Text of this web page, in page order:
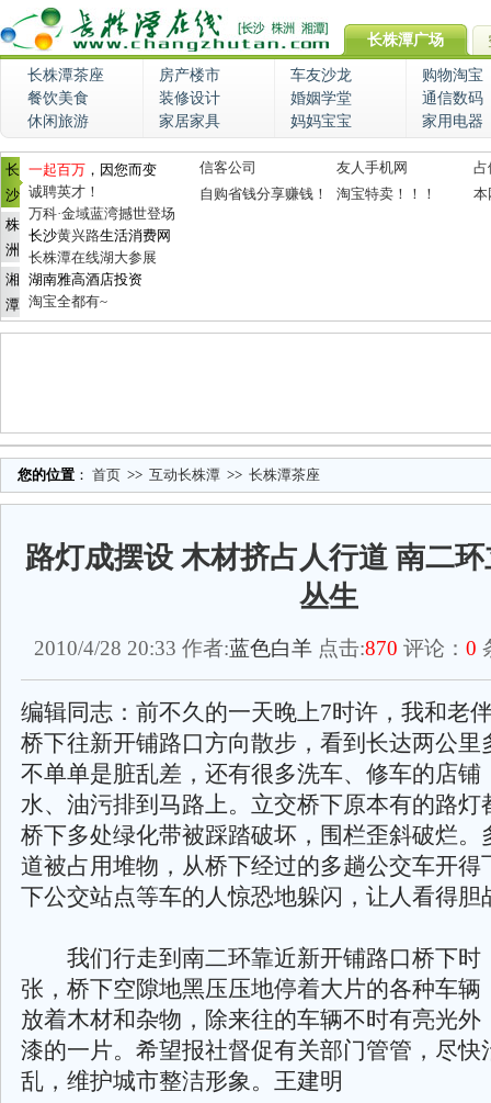
长株潭广场
长株潭茶座 房产楼市 车友沙龙
购物淘宝
餐饮美食
装修设计 婚姻学堂
通信数码
休闲旅游
家居家具 妈妈宝宝 家用电器
长
沙
株
洲
湘
潭
一起百万 ，因您而变
诚聘英才！
万科·金域蓝湾撼世登场
长沙黄兴路生活消费网
长株潭在线湖大参展
湖南雅高酒店投资
淘宝全都有~
信客公司 友人手机网
占
自购省钱分享赚钱！
淘宝特卖！！！ 本
您的位置 ： 首页 >> 互动长株潭 >> 长株潭茶座
路灯成摆设 木材挤占人行道 南二
丛生
2010/4/28 20:33 作者:蓝色白羊 点击:870 评论： 0
编辑同志：前不久的一天晚上7时许，我和老
桥下往新开铺路口方向散步，看到长达两公里
不单单是脏乱差，还有很多洗车、修车的店铺
水、油污排到马路上。立交桥下原本有的路灯
桥下多处绿化带被踩踏破坏，围栏歪斜破烂。
道被占用堆物，从桥下经过的多趟公交车开得
下公交站点等车的人惊恐地躲闪，让人看得胆
我们行走到南二环靠近新开铺路口桥下时
张，桥下空隙地黑压压地停着大片的各种车辆
放着木材和杂物，除来往的车辆不时有亮光外
漆的一片。希望报社督促有关部门管管，尽快
乱，维护城市整洁形象。王建明